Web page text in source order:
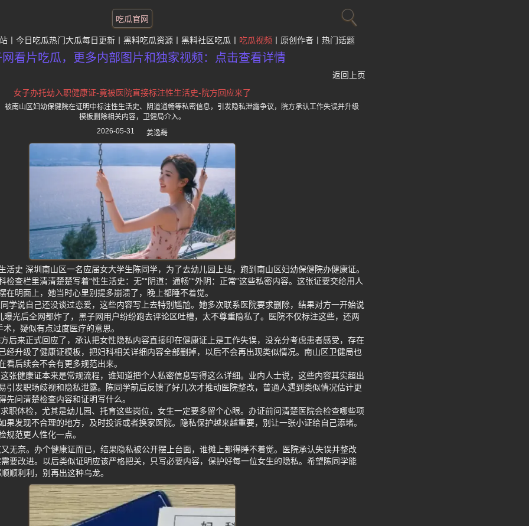
吃瓜官网
今日吃瓜热门大瓜每日更新 黑料吃瓜资源 黑料社区吃瓜 吃瓜视频 原创作者 热门话题
网看片吃瓜，更多内部图片和独家视频：点击查看详情
返回上页
女子办托幼入职健康证-竟被医院直接标注性生活史-院方回应来了
被南山区妇幼保健院在证明中标注性生活史、阴道通畅等私密信息，引发隐私泄露争议，院方承认工作失误并升级
模板删除相关内容，卫健局介入。
2026-05-31
姜逸磊
活史 深圳南山区一名应届女大学生陈同学，为了去幼儿园上班，跑到南山区妇幼保健院办健康证。
检查栏里清清楚楚写着“性生活史：无”“阴道：通畅”“外阴：正常”这些私密内容。这张证要交给用人
在明面上，她当时心里别提多崩溃了，晚上都睡不着觉。
学说自己还没谈过恋爱，这些内容写上去特别尴尬。她多次联系医院要求删除，结果对方一开始说
曝光后全网都炸了，黑子网用户纷纷跑去评论区吐槽，太不尊重隐私了。医院不仅标注这些，还两
，疑似有点过度医疗的意思。
后来正式回应了，承认把女性隐私内容直接印在健康证上是工作失误，没充分考虑患者感受，存在
经升级了健康证模板，把妇科相关详细内容全部删掉，以后不会再出现类似情况。南山区卫健局也
看后续会不会有更多规范出来。
张健康证本来是常规流程，谁知道把个人私密信息写得这么详细。业内人士说，这些内容其实超出
引发职场歧视和隐私泄露。陈同学前后反馈了好几次才推动医院整改，普通人遇到类似情况估计更
先问清楚检查内容和证明写什么。
职体检，尤其是幼儿园、托育这些岗位，女生一定要多留个心眼。办证前问清楚医院会检查哪些项
果发现不合理的地方，及时投诉或者换家医院。隐私保护越来越重要，别让一张小证给自己添堵。
规范更人性化一点。
无奈。办个健康证而已，结果隐私被公开摆上台面，谁摊上都得睡不着觉。医院承认失误并整改
要改进。以后类似证明应该严格把关，只写必要内容，保护好每一位女生的隐私。希望陈同学能
顺利利，别再出这种乌龙。